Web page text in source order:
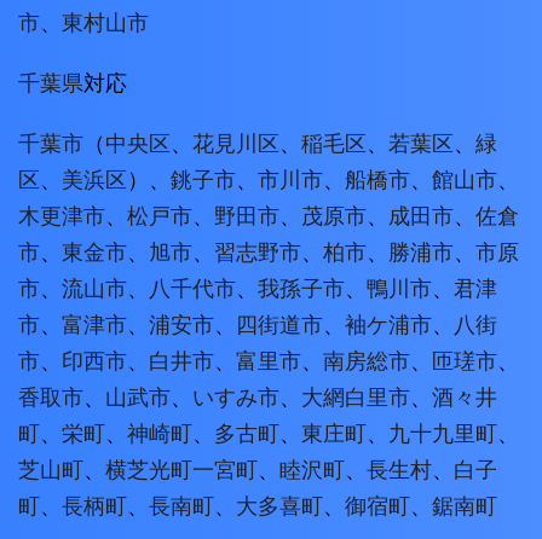
市、 東村山市
千葉県対応
千葉市 （中央区、 花見川区、 稲毛区、 若葉区、 緑
区、 美浜区）、 銚子市、 市川市、 船橋市、 館山市、
木更津市、 松戸市、 野田市、 茂原市、 成田市、 佐倉
市、 東金市、 旭市、 習志野市、 柏市、 勝浦市、 市原
市、 流山市、 八千代市、 我孫子市、 鴨川市、 君津
市、 富津市、 浦安市、 四街道市、 袖ケ浦市、
八街
市、 印西市、 白井市、 富里市、 南房総市、 匝瑳市、
香取市、 山武市、 いすみ市、 大網白里市、 酒々井
町、 栄町、 神崎町、 多古町、 東庄町、 九十九里町、
芝山町、 横芝光町一宮町、 睦沢町、 長生村、 白子
町、 長柄町、 長南町、 大多喜町、 御宿町、 鋸南町